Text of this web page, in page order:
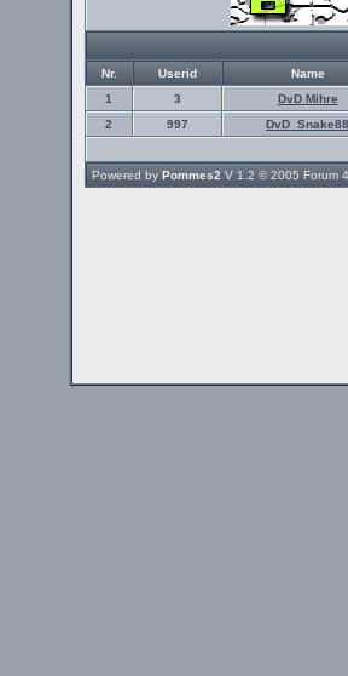
Nr. Userid Name
1
3 DvD Mihre
2
997 DvD_Snake88
Powered by Pommes2 V 1.2 © 2005 Forum